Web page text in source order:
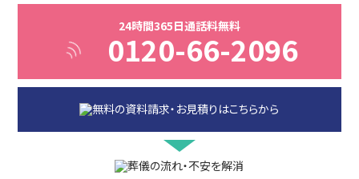
24時間365日通話料無料
0120-66-2096